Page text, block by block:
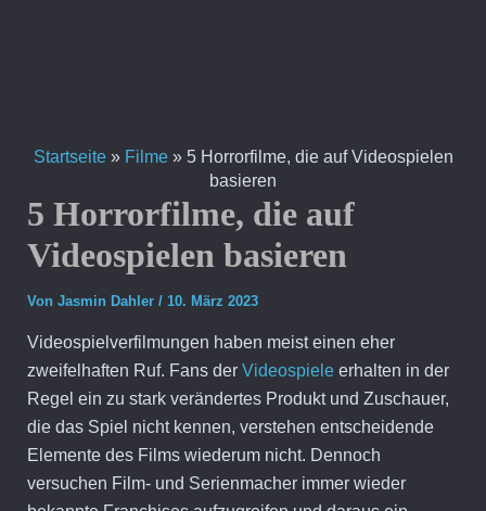
Startseite» Filme» 5 Horrorfilme, die auf Videospielen
basieren
5 Horrorfilme, die auf
Videospielen basieren
Von Jasmin Dahler / 10. März 2023
Videospielverfilmungen haben meist einen eher
zweifelhaften Ruf. Fans der Videospieleerhalten in der
Regel ein zu stark verändertes Produkt und Zuschauer,
die das Spiel nicht kennen, verstehen entscheidende
Elemente des Films wiederum nicht. Dennoch
versuchen Film- und Serienmacher immer wieder